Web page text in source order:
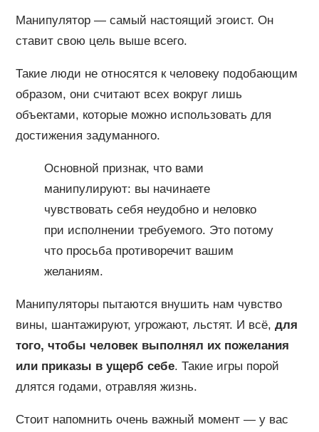
Манипулятор — самый настоящий эгоист. Он
ставит свою цель выше всего.
Такие люди не относятся к человеку подобающим
образом, они считают всех вокруг лишь
объектами, которые можно использовать для
достижения задуманного.
Основной признак, что вами
манипулируют: вы начинаете
чувствовать себя неудобно и неловко
при исполнении требуемого. Это потому
что просьба противоречит вашим
желаниям.
Манипуляторы пытаются внушить нам чувство
вины, шантажируют, угрожают, льстят. И всё, для
того, чтобы человек выполнял их пожелания
или приказы в ущерб себе. Такие игры порой
длятся годами, отравляя жизнь.
Стоит напомнить очень важный момент — у вас